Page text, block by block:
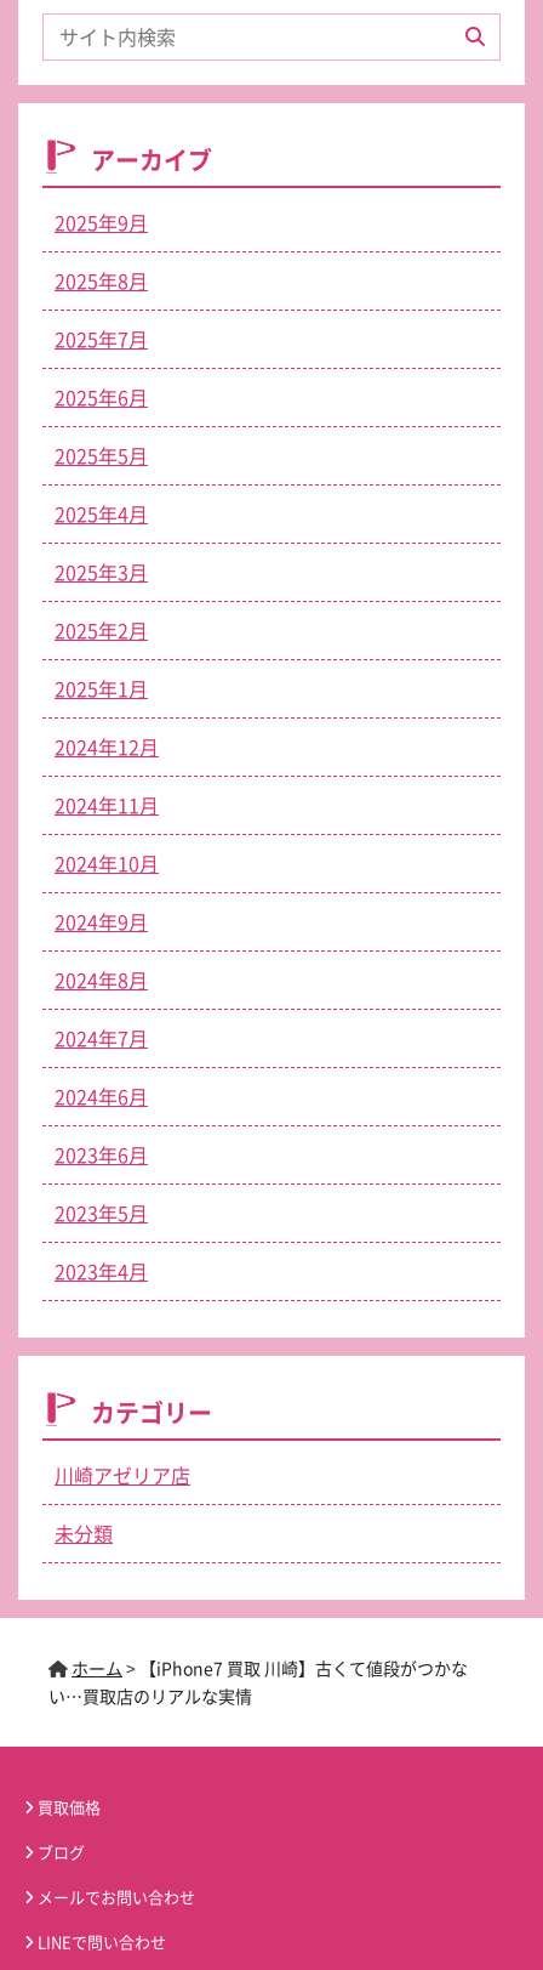
アーカイブ
2025年9月
2025年8月
2025年7月
2025年6月
2025年5月
2025年4月
2025年3月
2025年2月
2025年1月
2024年12月
2024年11月
2024年10月
2024年9月
2024年8月
2024年7月
2024年6月
2023年6月
2023年5月
2023年4月
カテゴリー
川崎アゼリア店
未分類
ホーム > 【iPhone7 買取 川崎】古くて値段がつかな
い…買取店のリアルな実情
買取価格
ブログ
メールでお問い合わせ
LINEで問い合わせ